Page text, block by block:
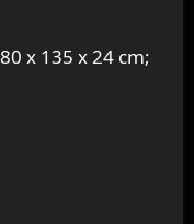
x 135 x 24 cm;